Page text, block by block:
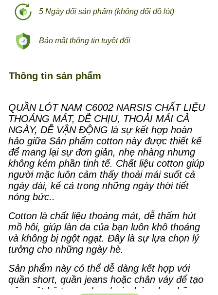
5 Ngày đổi sản phẩm (không đổi đồ lót)
Bảo mật thông tin tuyệt đối
Thông tin sản phẩm
QUẦN LÓT NAM C6002 NARSIS CHẤT LIỆU
THOÁNG MÁT, DỄ CHỊU, THOẢI MÁI CẢ
NGÀY, DỄ VẬN ĐỘNG là sự kết hợp hoàn
hảo giữa Sản phẩm cotton này được thiết kế
để mang lại sự đơn giản, nhẹ nhàng nhưng
không kém phần tinh tế. Chất liệu cotton giúp
người mặc luôn cảm thấy thoải mái suốt cả
ngày dài, kể cả trong những ngày thời tiết
nóng bức..
Cotton là chất liệu thoáng mát, dễ thấm hút
mồ hôi, giúp làn da của bạn luôn khô thoáng
và không bị ngột ngạt. Đây là sự lựa chọn lý
tưởng cho những ngày hè.
Sản phẩm này có thể dễ dàng kết hợp với
quần short, quần jeans hoặc chân váy để tạo
nên một bộ trang phục hoàn hảo cho những